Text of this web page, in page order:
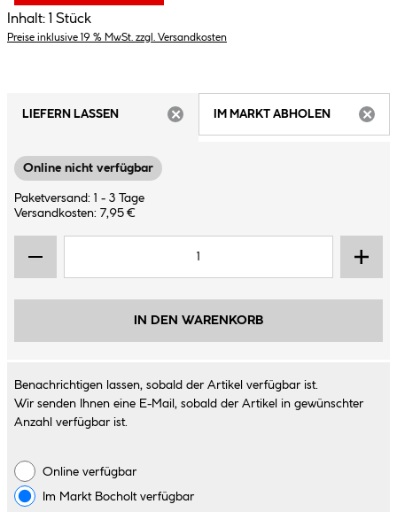
Inhalt: 1 Stück
Preise inklusive 19 % MwSt. zzgl. Versandkosten
LIEFERN LASSEN
IM MARKT ABHOLEN
Online nicht verfügbar
Paketversand: 1 - 3 Tage
Versandkosten: 7,95 €
IN DEN WARENKORB
Benachrichtigen lassen, sobald der Artikel verfügbar ist.
Wir senden Ihnen eine E-Mail, sobald der Artikel in gewünschter
Anzahl verfügbar ist.
Online verfügbar
Im Markt Bocholtverfügbar